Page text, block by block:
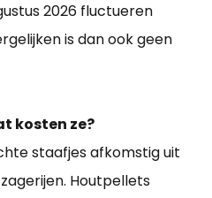
2026 fluctueren
is dan ook geen
kosten ze?
staafjes afkomstig uit
Houtpellets